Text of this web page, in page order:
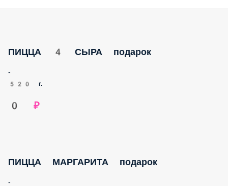
ПИЦЦА 4 СЫРА подарок
-
520 г.
0 ₽
ПИЦЦА МАРГАРИТА подарок
-